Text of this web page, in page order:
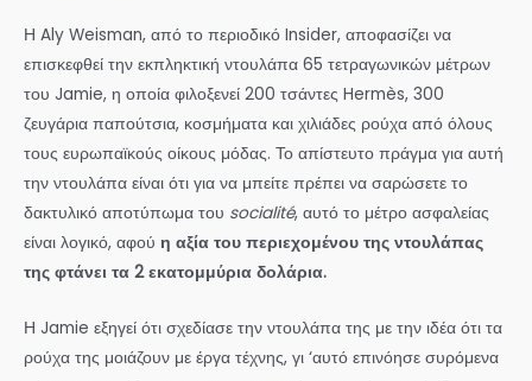
Η Aly Weisman, από το περιοδικό Insider, αποφασίζει να
επισκεφθεί την εκπληκτική ντουλάπα 65 τετραγωνικών μέτρων
του Jamie, η οποία φιλοξενεί 200 τσάντες Hermès, 300
ζευγάρια παπούτσια, κοσμήματα και χιλιάδες ρούχα από όλους
τους ευρωπαϊκούς οίκους μόδας. Το απίστευτο πράγμα για αυτή
την ντουλάπα είναι ότι για να μπείτε πρέπει να σαρώσετε το
δακτυλικό αποτύπωμα του socialité, αυτό το μέτρο ασφαλείας
είναι λογικό, αφού η αξία του περιεχομένου της ντουλάπας
της φτάνει τα 2 εκατομμύρια δολάρια.
Η Jamie εξηγεί ότι σχεδίασε την ντουλάπα της με την ιδέα ότι τα
ρούχα της μοιάζουν με έργα τέχνης, γι ‘αυτό επινόησε συρόμενα